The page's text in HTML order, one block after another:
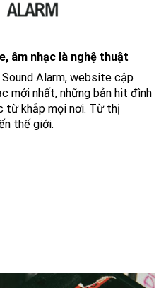
âm nhạc là nghệ thuật
Alarm, website cập
mới nhất, những bản hit đình
từ khắp mọi nơi. Từ thị
thế giới.